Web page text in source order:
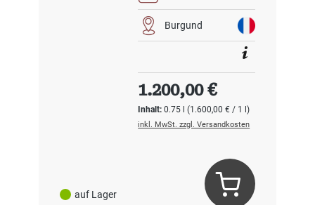
auf Lager
Burgund
Inhalt:0.75 l(1.600,00 € / 1 l)
Regulärer Preis:
1.200,00 €
inkl. MwSt. zzgl. Versandkosten